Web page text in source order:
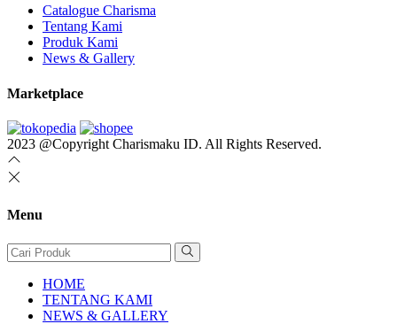
Catalogue Charisma
Tentang Kami
Produk Kami
News & Gallery
Marketplace
2023 @Copyright Charismaku ID. All Rights Reserved.
Menu
HOME
TENTANG KAMI
NEWS & GALLERY